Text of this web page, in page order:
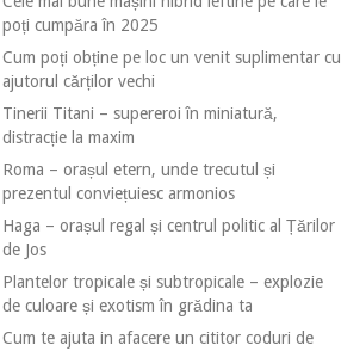
poți cumpăra în 2025
Cum poți obține pe loc un venit suplimentar cu
ajutorul cărților vechi
Tinerii Titani – supereroi în miniatură,
distracție la maxim
Roma – orașul etern, unde trecutul și
prezentul conviețuiesc armonios
Haga – orașul regal și centrul politic al Țărilor
de Jos
Plantelor tropicale și subtropicale – explozie
de culoare și exotism în grădina ta
Cum te ajuta in afacere un cititor coduri de